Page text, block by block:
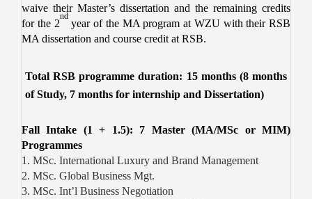
waive their Master’s dissertation and the remaining credits
for the 2
nd
year of the MA program at WZU with their RSB
MA dissertation and course credit at RSB.
Total RSB programme duration: 15 months (8 months
of Study, 7 months for internship and Dissertation)
Fall Intake (1 + 1.5): 7 Master (MA/MSc or MIM)
Programmes
1. MSc. International Luxury and Brand Management
2. MSc. Global Business Mgt.
3. MSc. Int’l Business Negotiation